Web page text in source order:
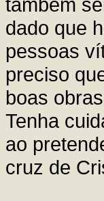
dado que
pessoas
preciso
boas
Tenha
ao
cruz de